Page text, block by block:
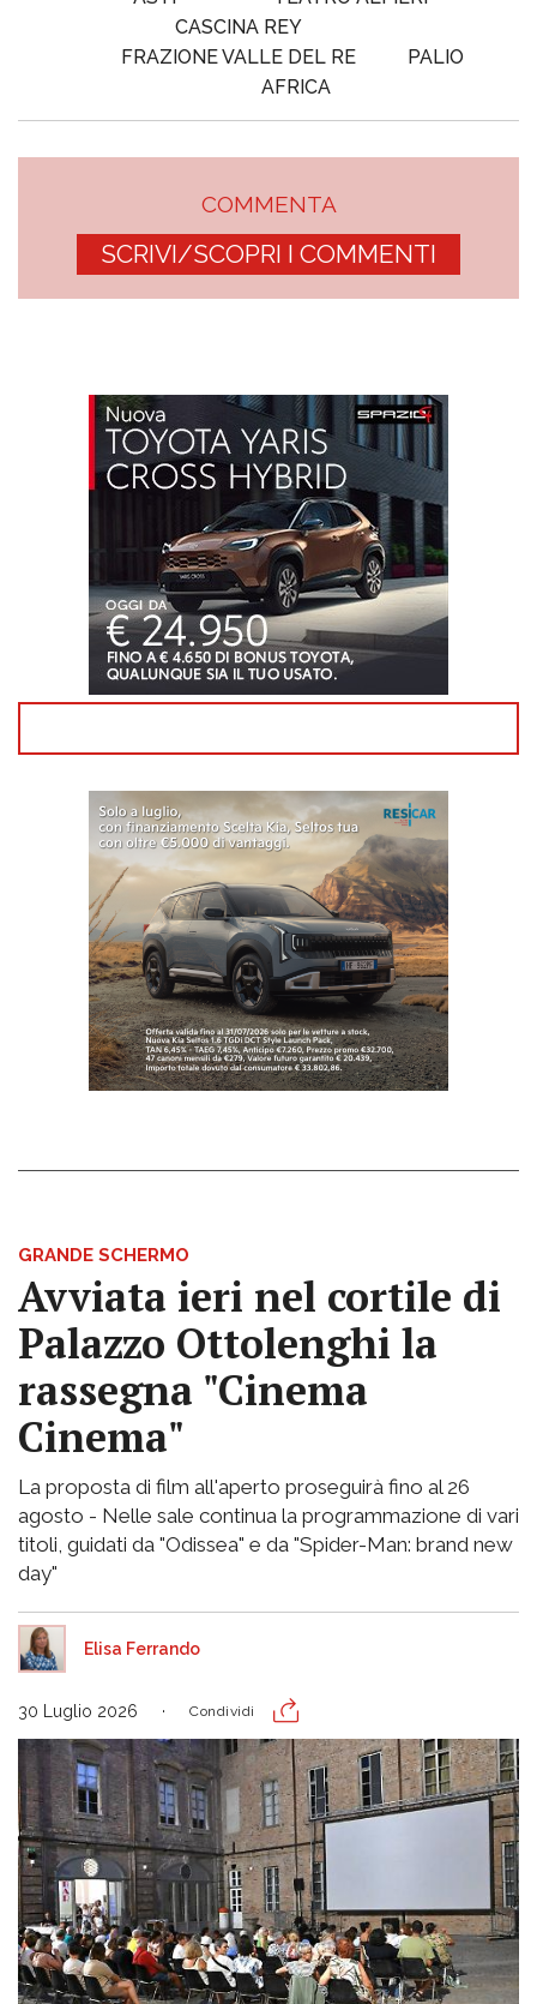
CASCINA REY
FRAZIONE VALLE DEL RE
PALIO
AFRICA
COMMENTA
SCRIVI/SCOPRI I COMMENTI
GRANDE SCHERMO
Avviata ieri nel cortile di
Palazzo Ottolenghi la
rassegna "Cinema
Cinema"
La proposta di film all'aperto proseguirà fino al 26
agosto - Nelle sale continua la programmazione di vari
titoli, guidati da "Odissea" e da "Spider-Man: brand new
day"
Elisa Ferrando
30 Luglio 2026 Condividi